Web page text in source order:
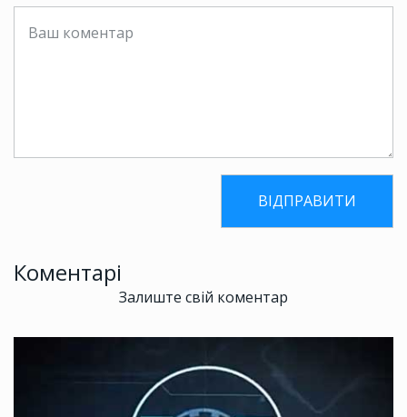
Коментарі
Залиште свій коментар